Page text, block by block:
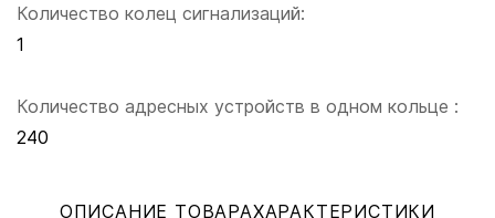
Количество колец сигнализаций:
1
Количество адресных устройств в одном кольце :
240
ОПИСАНИЕ ТОВАРАХАРАКТЕРИСТИКИ